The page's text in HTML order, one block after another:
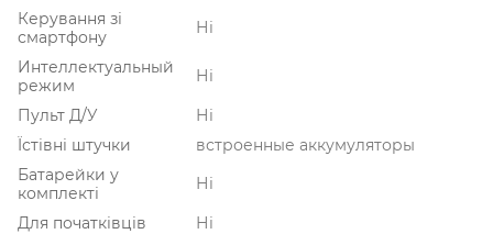
Керування зі
смартфону
Ні
Интеллектуальный
режим
Ні
Пульт Д/У
Ні
Їстівні штучки
встроенные аккумуляторы
Батарейки у
комплекті
Ні
Для початківців
Ні